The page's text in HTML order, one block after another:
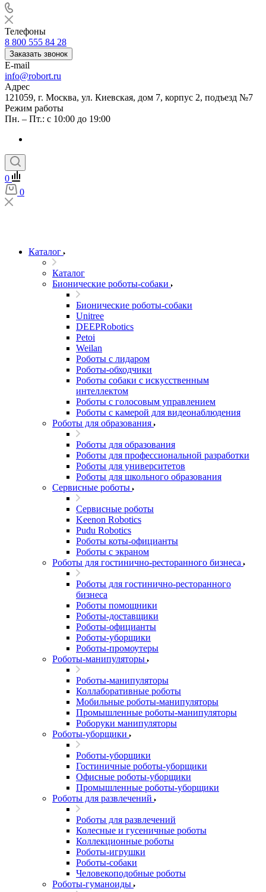
Телефоны
8 800 555 84 28
Заказать звонок
E-mail
info@robort.ru
Адрес
121059, г. Москва, ул. Киевская, дом 7, корпус 2, подъезд №7
Режим работы
Пн. – Пт.: с 10:00 до 19:00
0
0
Каталог
Каталог
Бионические роботы-собаки
Бионические роботы-собаки
Unitree
DEEPRobotics
Petoi
Weilan
Роботы с лидаром
Роботы-обходчики
Роботы собаки с искусственным
интеллектом
Роботы с голосовым управлением
Роботы с камерой для видеонаблюдения
Роботы для образования
Роботы для образования
Роботы для профессиональной разработки
Роботы для университетов
Роботы для школьного образования
Сервисные роботы
Сервисные роботы
Keenon Robotics
Pudu Robotics
Роботы коты-официанты
Роботы с экраном
Роботы для гостинично-ресторанного бизнеса
Роботы для гостинично-ресторанного
бизнеса
Роботы помощники
Роботы-доставщики
Роботы-официанты
Роботы-уборщики
Роботы-промоутеры
Роботы-манипуляторы
Роботы-манипуляторы
Коллаборативные роботы
Мобильные роботы-манипуляторы
Промышленные роботы-манипуляторы
Роборуки манипуляторы
Роботы-уборщики
Роботы-уборщики
Гостиничные роботы-уборщики
Офисные роботы-уборщики
Промышленные роботы-уборщики
Роботы для развлечений
Роботы для развлечений
Колесные и гусеничные роботы
Коллекционные роботы
Роботы-игрушки
Роботы-собаки
Человекоподобные роботы
Роботы-гуманоиды